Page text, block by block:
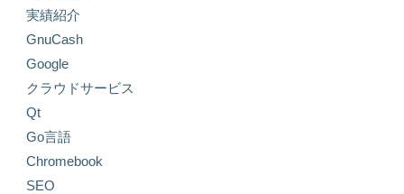
実績紹介
GnuCash
Google
クラウドサービス
Qt
Go言語
Chromebook
SEO